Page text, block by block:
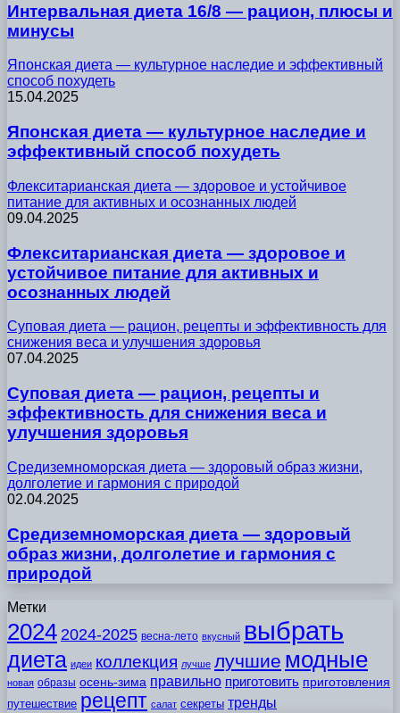
Интервальная диета 16/8 — рацион, плюсы и
минусы
Японская диета — культурное наследие и эффективный
способ похудеть
15.04.2025
Японская диета — культурное наследие и
эффективный способ похудеть
Флекситарианская диета — здоровое и устойчивое
питание для активных и осознанных людей
09.04.2025
Флекситарианская диета — здоровое и
устойчивое питание для активных и
осознанных людей
Суповая диета — рацион, рецепты и эффективность для
снижения веса и улучшения здоровья
07.04.2025
Суповая диета — рацион, рецепты и
эффективность для снижения веса и
улучшения здоровья
Средиземноморская диета — здоровый образ жизни,
долголетие и гармония с природой
02.04.2025
Средиземноморская диета — здоровый
образ жизни, долголетие и гармония с
природой
Метки
2024 2024-2025 весна-лето вкусный выбрать
диета идеи коллекция лучше лучшие модные
новая образы осень-зима правильно приготовить приготовления
путешествие рецепт салат секреты тренды